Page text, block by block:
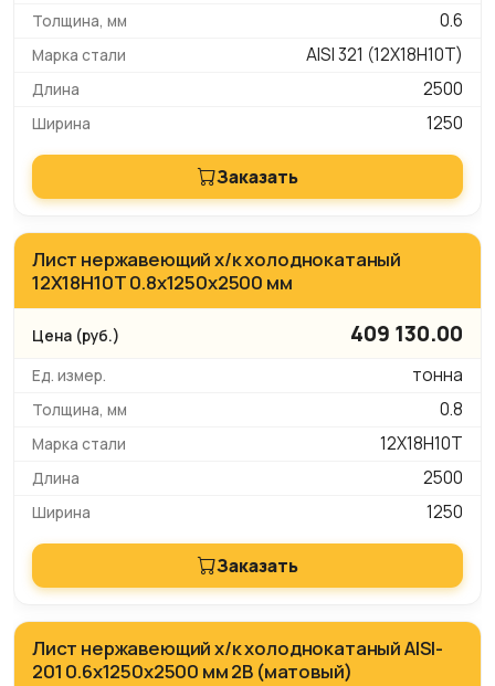
0.6
AISI 321 (12Х18Н10Т)
2500
1250
Заказать
Лист нержавеющий х/к холоднокатаный
12Х18Н10Т 0.8х1250х2500 мм
409 130.00
тонна
0.8
12Х18Н10Т
2500
1250
Заказать
Лист нержавеющий х/к холоднокатаный AISI-
201 0.6х1250х2500 мм 2B (матовый)